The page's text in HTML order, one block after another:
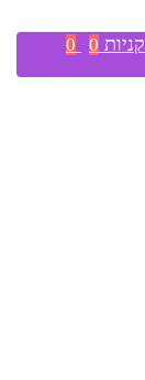
0
0